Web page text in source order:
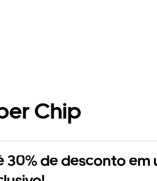
Chip
30% de desconto em